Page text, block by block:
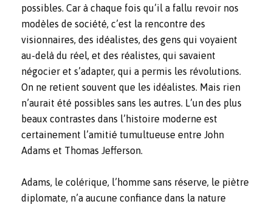
possibles. Car à chaque fois qu’il a fallu revoir nos
modèles de société, c’est la rencontre des
visionnaires, des idéalistes, des gens qui voyaient
au-delà du réel, et des réalistes, qui savaient
négocier et s’adapter, qui a permis les révolutions.
On ne retient souvent que les idéalistes. Mais rien
n’aurait été possibles sans les autres. L’un des plus
beaux contrastes dans l’histoire moderne est
certainement l’amitié tumultueuse entre John
Adams et Thomas Jefferson.
Adams, le colérique, l’homme sans réserve, le piètre
diplomate, n’a aucune confiance dans la nature